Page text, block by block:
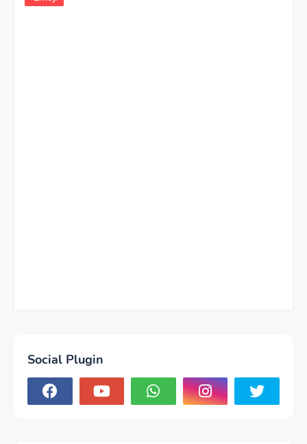
Social Plugin